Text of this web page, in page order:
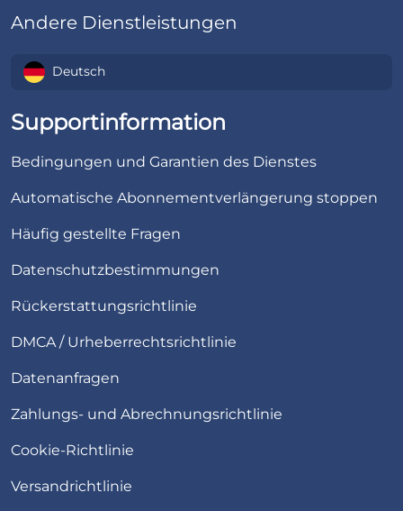
Andere Dienstleistungen
Deutsch
Supportinformation
Bedingungen und Garantien des Dienstes
Automatische Abonnementverlängerung stoppen
Häufig gestellte Fragen
Datenschutzbestimmungen
Rückerstattungsrichtlinie
DMCA / Urheberrechtsrichtlinie
Datenanfragen
Zahlungs- und Abrechnungsrichtlinie
Cookie-Richtlinie
Versandrichtlinie